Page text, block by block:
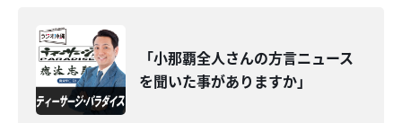
「小那覇全人さんの方言ニュース
を聞いた事がありますか」